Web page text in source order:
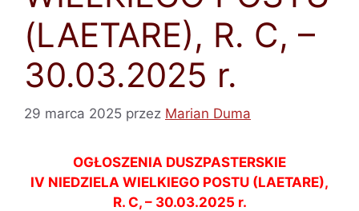
(LAETARE), R. C, –
30.03.2025 r.
29 marca 2025 przez Marian Duma
OGŁOSZENIA DUSZPASTERSKIE
IV NIEDZIELA WIELKIEGO POSTU (LAETARE),
R. C, – 30.03.2025 r.